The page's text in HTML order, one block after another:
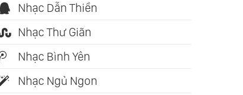
Nhạc Dẫn Thiền
Nhạc Thư Giãn
Nhạc Bình Yên
Nhạc Ngủ Ngon